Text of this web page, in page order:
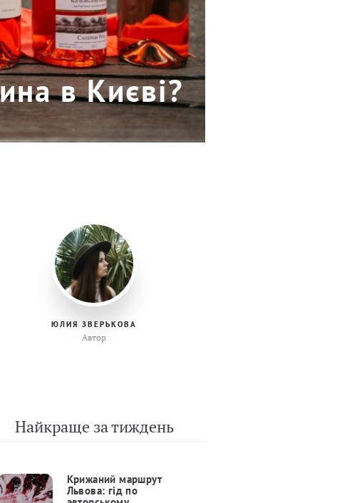
в Києві?
ЮЛИЯ ЗВЕРЬКОВА
Автор
Найкраще за тиждень
Крижаний маршрут
Львова: гід по